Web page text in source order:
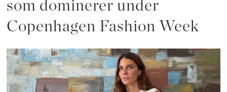
som dominerer under
Copenhagen Fashion Week